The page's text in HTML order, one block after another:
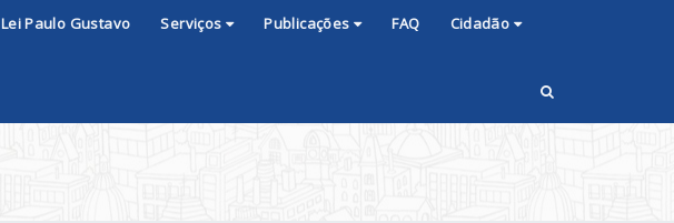
Lei Paulo Gustavo Serviços Publicações FAQ Cidadão